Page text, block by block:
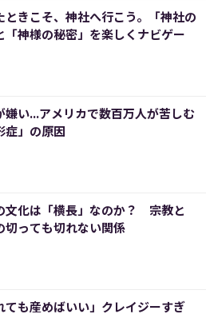
ときこそ、神社へ行こう。「神社の
「神様の秘密」を楽しくナビゲー
嫌い...アメリカで数百万人が苦しむ
症」の原因
文化は「横長」なのか？ 宗教と
切っても切れない関係
ても産めばいい」クレイジーすぎ